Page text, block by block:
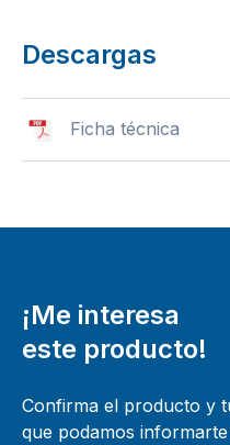
Descargas
Ficha técnica
¡Me interesa
este producto!
Confirma el producto y
que podamos